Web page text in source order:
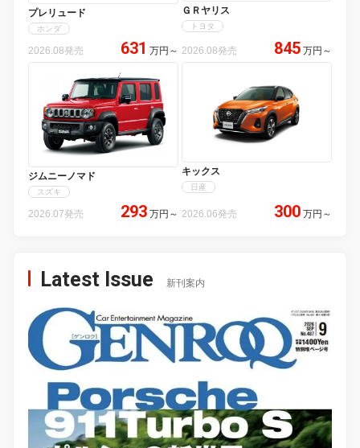
プレリュード
ホンダ
2026.08発売 631 万円 ～
ＧＲヤリス
トヨタ
2026.08発売 845 万円 ～
ジムニーノマド
スズキ
2026.07発売 293 万円 ～
キックス
日産
2026.06発売 300 万円 ～
Latest Issue 新刊案内